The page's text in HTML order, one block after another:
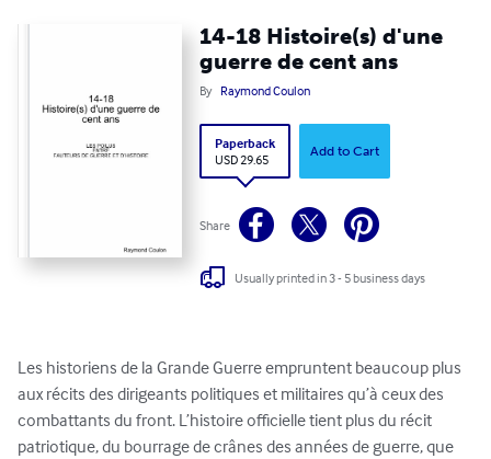
14-18 Histoire(s) d'une
guerre de cent ans
By Raymond Coulon
Paperback
USD 29.65
Add to Cart
Share
Usually printed in 3 - 5 business days
Les historiens de la Grande Guerre empruntent beaucoup plus
aux récits des dirigeants politiques et militaires qu’à ceux des
combattants du front. L’histoire officielle tient plus du récit
patriotique, du bourrage de crânes des années de guerre, que